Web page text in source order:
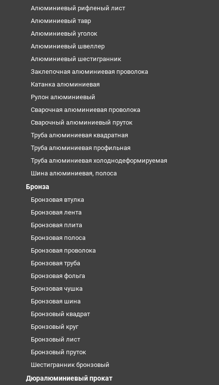
Алюминиевый рифленый лист
Алюминиевый тавр
Алюминиевый уголок
Алюминиевый швеллер
Алюминиевый шестигранник
Заклепочная алюминиевая проволока
Катанка алюминиевая
Рулон алюминиевый
Сварочная алюминиевая проволока
Сварочный алюминиевый пруток
Труба алюминиевая квадратная
Труба алюминиевая профильная
Труба алюминиевая холоднодеформируемая
Шина алюминиевая, полоса
Бронза
Бронзовая втулка
Бронзовая лента
Бронзовая плита
Бронзовая полоса
Бронзовая проволока
Бронзовая труба
Бронзовая фольга
Бронзовая чушка
Бронзовая шина
Бронзовый квадрат
Бронзовый круг
Бронзовый лист
Бронзовый пруток
Шестигранник бронзовый
Дюралюминиевый прокат